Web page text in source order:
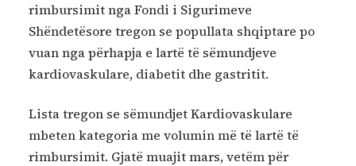
rimbursimit nga Fondi i Sigurimeve
Shëndetësore tregon se popullata shqiptare po
vuan nga përhapja e lartë të sëmundjeve
kardiovaskulare, diabetit dhe gastritit.
Lista tregon se sëmundjet Kardiovaskulare
mbeten kategoria me volumin më të lartë të
rimbursimit. Gjatë muajit mars, vetëm për